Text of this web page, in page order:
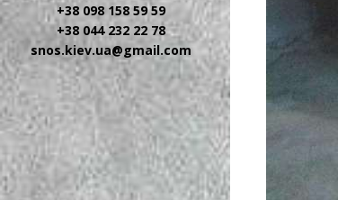
+38 098 158 59 59
+38 044 232 22 78
snos.kiev.ua@gmail.com